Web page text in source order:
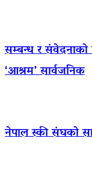
सम्बन्ध र संवेदनाको
‘आश्रम’ सार्वजनिक
नेपाल स्की संघको